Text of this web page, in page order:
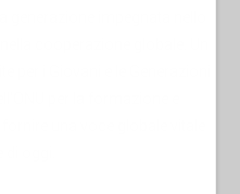
impegnata nello
cooperazione globale. Un
per i Giovani e le Generazioni
per la formazione e
una voce globale vitale
oggi.